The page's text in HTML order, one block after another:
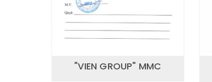
"VIEN GROUP" MMC